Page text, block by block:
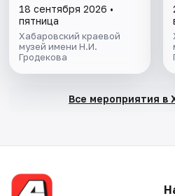
18 сентября 2026 •
пятница
Хабаровский краевой
музей имени Н.И.
Гродекова
Все мероприятия в